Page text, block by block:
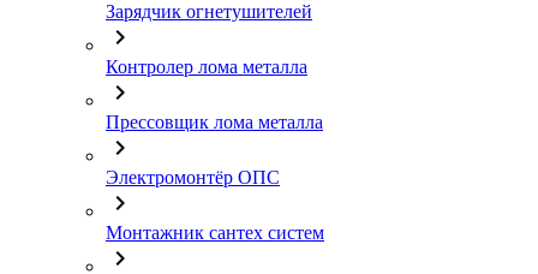
Зарядчик огнетушителей
chevron_right
Контролер лома металла
chevron_right
Прессовщик лома металла
chevron_right
Электромонтёр ОПС
chevron_right
Монтажник сантех систем
chevron_right